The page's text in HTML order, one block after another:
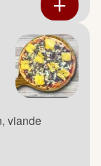
viande